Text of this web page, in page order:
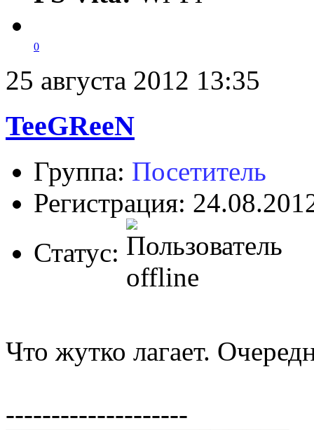
0
25 августа 2012 13:35
TeeGReeN
Группа: Посетитель
Регистрация:
Статус:
Что жутко лагает.
--------------------